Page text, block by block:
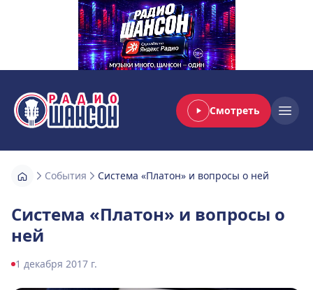
Радио Шансон Смотреть
События Система «Платон» и вопросы о ней
Система «Платон» и вопросы о
ней
1 декабря 2017 г.